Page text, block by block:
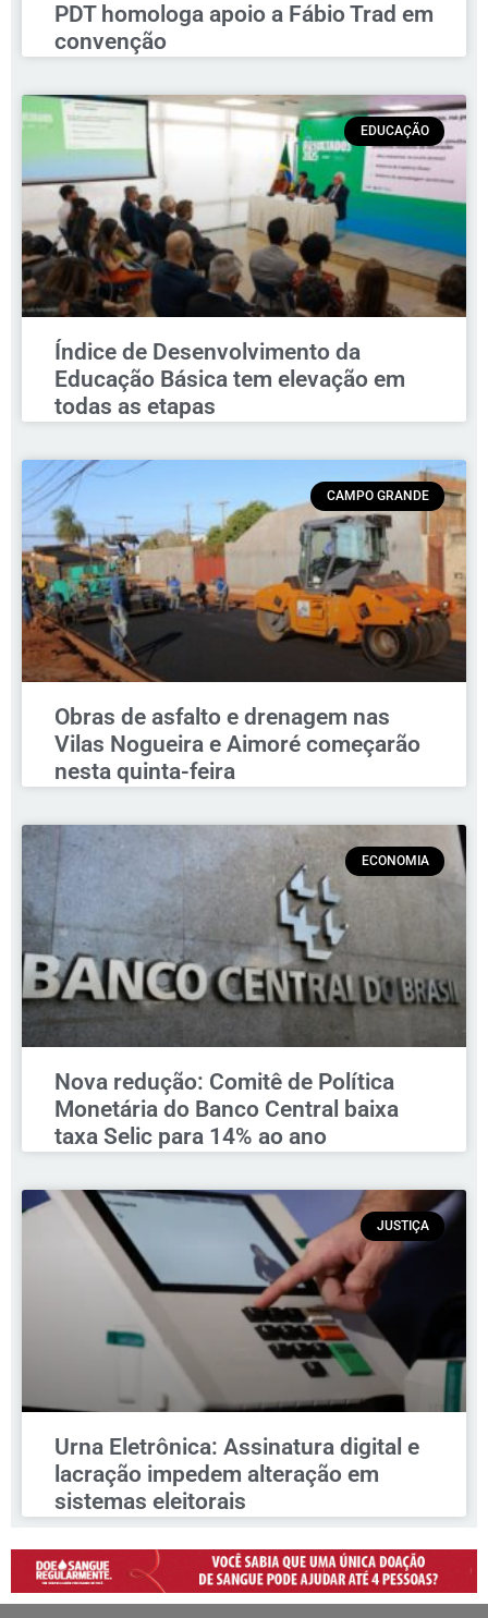
PDT homologa apoio a Fábio Trad em
convenção
EDUCAÇÃO
Índice de Desenvolvimento da
Educação Básica tem elevação em
todas as etapas
CAMPO GRANDE
Obras de asfalto e drenagem nas
Vilas Nogueira e Aimoré começarão
nesta quinta-feira
ECONOMIA
Nova redução: Comitê de Política
Monetária do Banco Central baixa
taxa Selic para 14% ao ano
JUSTIÇA
Urna Eletrônica: Assinatura digital e
lacração impedem alteração em
sistemas eleitorais